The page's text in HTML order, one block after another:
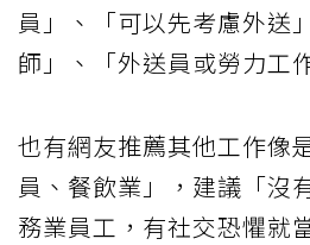
員」、「可以先考慮外送
師」、「外送員或勞力工
也有網友推薦其他工作像
員、餐飲業」，建議「沒
務業員工，有社交恐懼就